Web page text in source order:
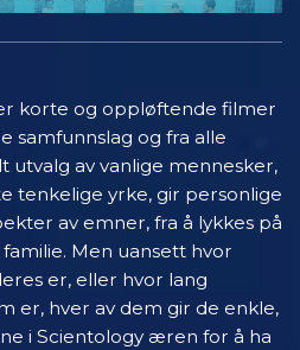
korte og oppløftende filmer
samfunnslag og fra alle
utvalg av vanlige mennesker,
tenkelige yrke, gir personlige
av emner, fra å lykkes på
Men uansett hvor
er, eller hvor lang
er, hver av dem gir de enkle,
i Scientology æren for å ha